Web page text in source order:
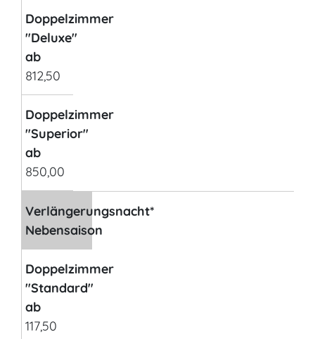
Doppelzimmer
"Deluxe"
ab
812,50
Doppelzimmer
"Superior"
ab
850,00
Verlängerungsnacht*
Nebensaison
Doppelzimmer
"Standard"
ab
117,50